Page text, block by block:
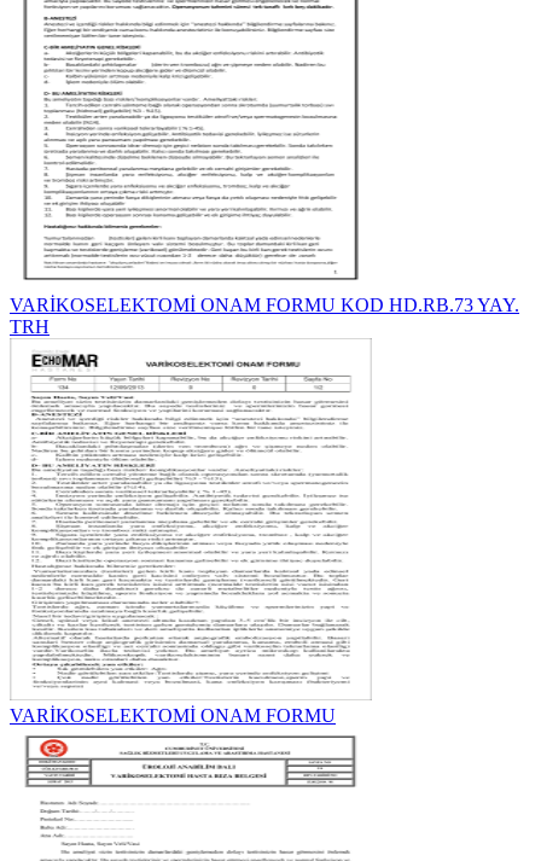
VARİKOSELEKTOMİ ONAM FORMU KOD HD.RB.73 YAY.
TRH
VARİKOSELEKTOMİ ONAM FORMU